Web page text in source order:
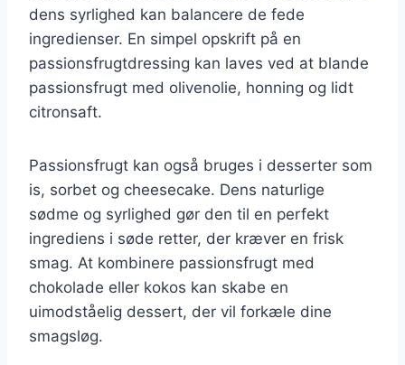
dens syrlighed kan balancere de fede
ingredienser. En simpel opskrift på en
passionsfrugtdressing kan laves ved at blande
passionsfrugt med olivenolie, honning og lidt
citronsaft.
Passionsfrugt kan også bruges i desserter som
is, sorbet og cheesecake. Dens naturlige
sødme og syrlighed gør den til en perfekt
ingrediens i søde retter, der kræver en frisk
smag. At kombinere passionsfrugt med
chokolade eller kokos kan skabe en
uimodståelig dessert, der vil forkæle dine
smagsløg.